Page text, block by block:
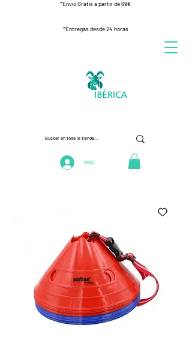
*Envío Gratis a partir de 69€
*Entregas desde 24 horas
Iniciar Sesión